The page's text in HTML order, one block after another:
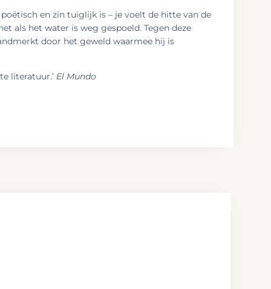
en zin tuiglijk is – je voelt de hitte van de
als het water is weg gespoeld. Tegen deze
door het geweld waarmee hij is
literatuur.’ El Mundo